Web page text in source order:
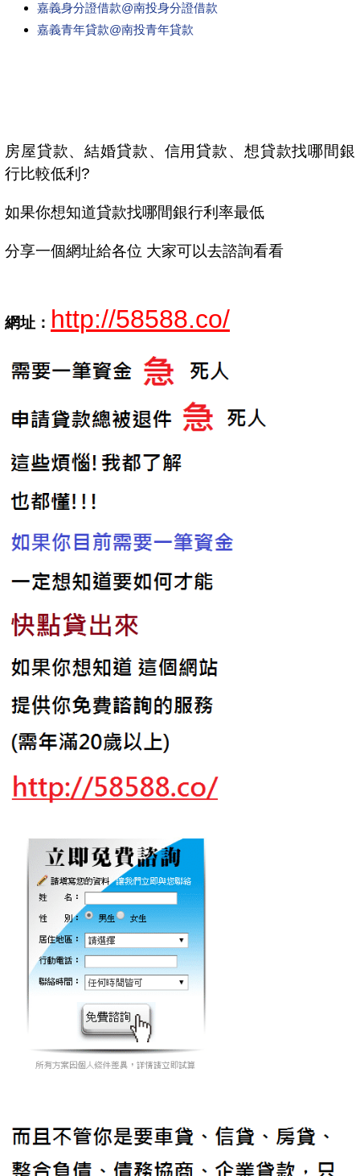
嘉義身分證借款@南投身分證借款
嘉義青年貸款@南投青年貸款
房屋貸款、結婚貸款、信用貸款、想貸款找哪間銀
行比較低利?
如果你想知道貸款找哪間銀行利率最低
分享一個網址給各位 大家可以去諮詢看看
網址： http://58588.co/